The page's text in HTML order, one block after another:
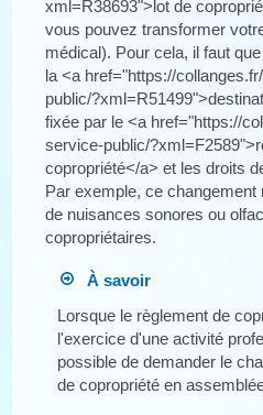
xml=R38693">lot de
vous pouvez transformer
médical). Pour cela, il faut
la <a href="https://
public/
fixée par le <a href="https://
service-public/
copropriété</a> et les droits
Par exemple, ce
de nuisances sonores ou
copropriétaires.
À savoir
Lorsque le règlement de
l'exercice d'une activité
possible de demander le
de copropriété en